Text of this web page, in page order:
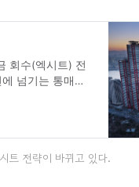
회수(엑시트) 전
넘기는 통매각
모양새다.
트 전략이 바뀌고 있다.